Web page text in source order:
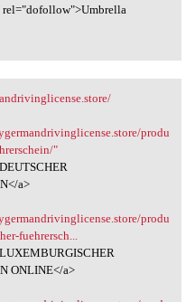
rel="dofollow">Umbrella
produ
"
a>
produ
fuehrersch...
ONLINE</a>